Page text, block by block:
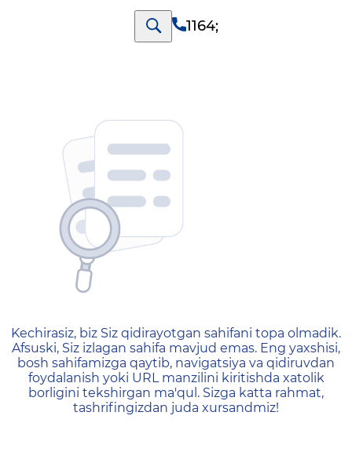
1164;
404 — Страница не
Kechirasiz, biz Siz qidirayotgan sahifani topa olmadik.
Afsuski, Siz izlagan sahifa mavjud emas. Eng yaxshisi,
bosh sahifamizga qaytib, navigatsiya va qidiruvdan
foydalanish yoki URL manzilini kiritishda xatolik
borligini tekshirgan ma'qul. Sizga katta rahmat,
tashrifingizdan juda xursandmiz!